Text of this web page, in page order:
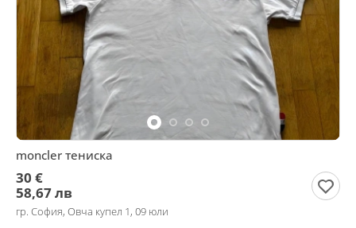
moncler тениска
30 €
58,67 лв
гр. София, Овча купел 1, 09 юли